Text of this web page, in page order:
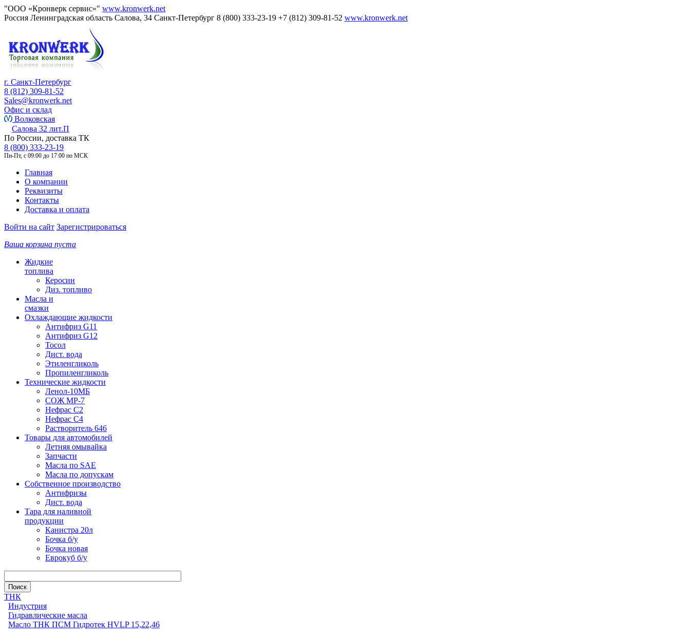
"ООО «Кронверк сервис»" www.kronwerk.net
Россия Ленинградская область Салова, 34 Санкт-Петербург 8 (800) 333-23-19 +7 (812) 309-81-52 www.kronwerk.net
г. Санкт-Петербург
8 (812) 309-81-52
Sales@kronwerk.net
Офис и склад
Волковская
Салова 32 лит.П
По России, доставка ТК
8 (800) 333-23-19
Пн-Пт, с 09:00 до 17:00 по МСК
Главная
О компании
Реквизиты
Контакты
Доставка и оплата
Войти на сайт Зарегистрироваться
Ваша корзина пуста
Жидкие
топлива
Керосин
Диз. топливо
Масла и
смазки
Охлаждающие жидкости
Антифриз G11
Антифриз G12
Тосол
Дист. вода
Этиленгликоль
Пропиленгликоль
Технические жидкости
Ленол-10МБ
СОЖ МР-7
Нефрас С2
Нефрас С4
Растворитель 646
Товары для автомобилей
Летняя омывайка
Запчасти
Масла по SAE
Масла по допускам
Собственное производство
Антифризы
Дист. вода
Тара для наливной
продукции
Канистра 20л
Бочка б/у
Бочка новая
Еврокуб б/у
ТНК
Индустрия
Гидравлические масла
Масло ТНК ПСМ Гидротек HVLP 15,22,46